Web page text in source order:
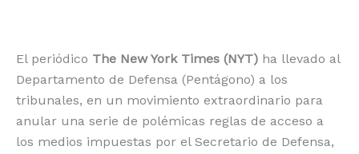
El periódico The New York Times (NYT) ha llevado al
Departamento de Defensa (Pentágono) a los
tribunales, en un movimiento extraordinario para
anular una serie de polémicas reglas de acceso a
los medios impuestas por el Secretario de Defensa,